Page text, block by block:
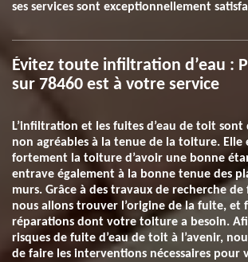
ses services sont exceptionnellement
Évitez toute infiltration d’eau :
sur 78460 est à votre service
L’infiltration et les fuites d’eau de toit sont
non agréables à la tenue de la toiture. Elle
fortement la toiture d’avoir une bonne
entrave également à la bonne tenue des
murs. Grâce à des travaux de recherche
nous allons trouver l’origine de la fuite, et
réparations dont votre toiture a besoin.
risques de fuite d’eau de toit à l’avenir,
de faire les interventions nécessaires pour